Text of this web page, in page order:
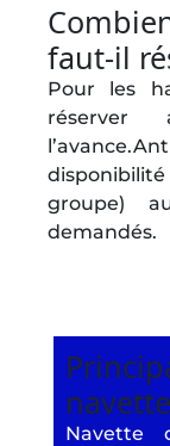
faut‑il
Pour les
groupe)
demandés.
Navette